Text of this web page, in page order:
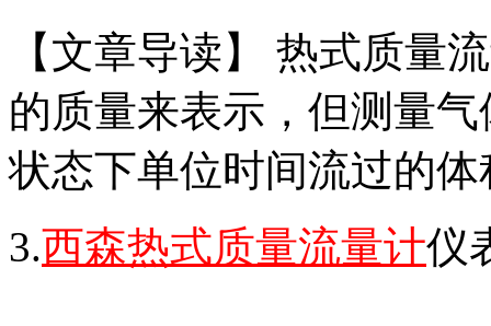
【文章导读】 热式质量
的质量来表示，但测量
状态下单位时间流过的体
3.西森热式质量流量计仪